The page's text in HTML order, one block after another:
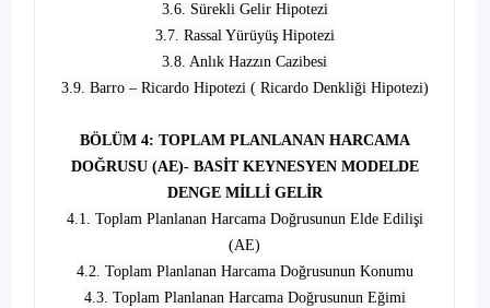
3.6. Sürekli Gelir Hipotezi
3.7. Rassal Yürüyüş Hipotezi
3.8. Anlık Hazzın Cazibesi
3.9. Barro – Ricardo Hipotezi ( Ricardo Denkliği Hipotezi)
BÖLÜM 4: TOPLAM PLANLANAN HARCAMA
DOĞRUSU (AE)- BASİT KEYNESYEN MODELDE
DENGE MİLLİ GELİR
4.1. Toplam Planlanan Harcama Doğrusunun Elde Edilişi
(AE)
4.2. Toplam Planlanan Harcama Doğrusunun Konumu
4.3. Toplam Planlanan Harcama Doğrusunun Eğimi